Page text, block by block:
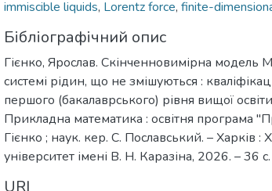
immiscible liquids, Lorentz force, finite-
Бібліографічний опис
Гієнко, Ярослав. Скінченновимірна модель
системі рідин, що не змішуються :
першого (бакалаврського) рівня вищої
Прикладна математика : освітня програма
Гієнко ; наук. кер. С. Пославський. – Харків :
університет імені В. Н. Каразіна, 2026. – 36 с.
URI